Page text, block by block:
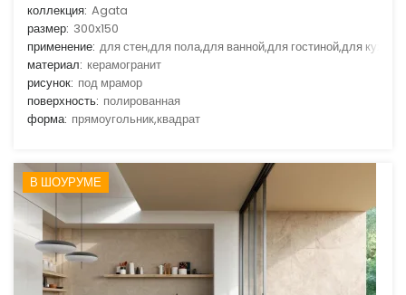
коллекция: Agata
размер: 300x150
применение: для стен,для пола,для ванной,для гостиной,для кухни
материал: керамогранит
рисунок: под мрамор
поверхность: полированная
форма: прямоугольник,квадрат
В ШОУРУМЕ